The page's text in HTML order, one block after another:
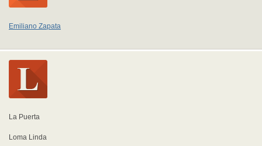
Emiliano Zapata
La Puerta
Loma Linda